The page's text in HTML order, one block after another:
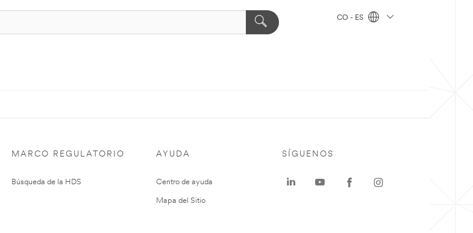
CO - ES
MARCO REGULATORIO
Búsqueda de la HDS
AYUDA
Centro de ayuda
Mapa del Sitio
SÍGUENOS